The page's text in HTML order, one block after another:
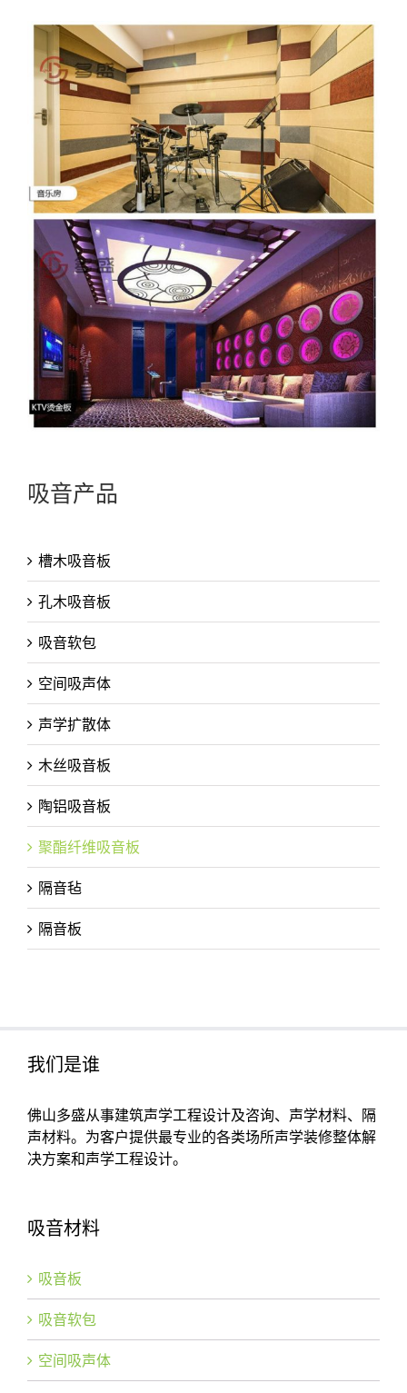
吸音产品
槽木吸音板
孔木吸音板
吸音软包
空间吸声体
声学扩散体
木丝吸音板
陶铝吸音板
聚酯纤维吸音板
隔音毡
隔音板
我们是谁
佛山多盛从事建筑声学工程设计及咨询、声学材料、隔
声材料。为客户提供最专业的各类场所声学装修整体解
决方案和声学工程设计。
吸音材料
吸音板
吸音软包
空间吸声体